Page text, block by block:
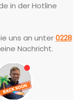
in der Hotline
uns an unter0228
Nachricht.